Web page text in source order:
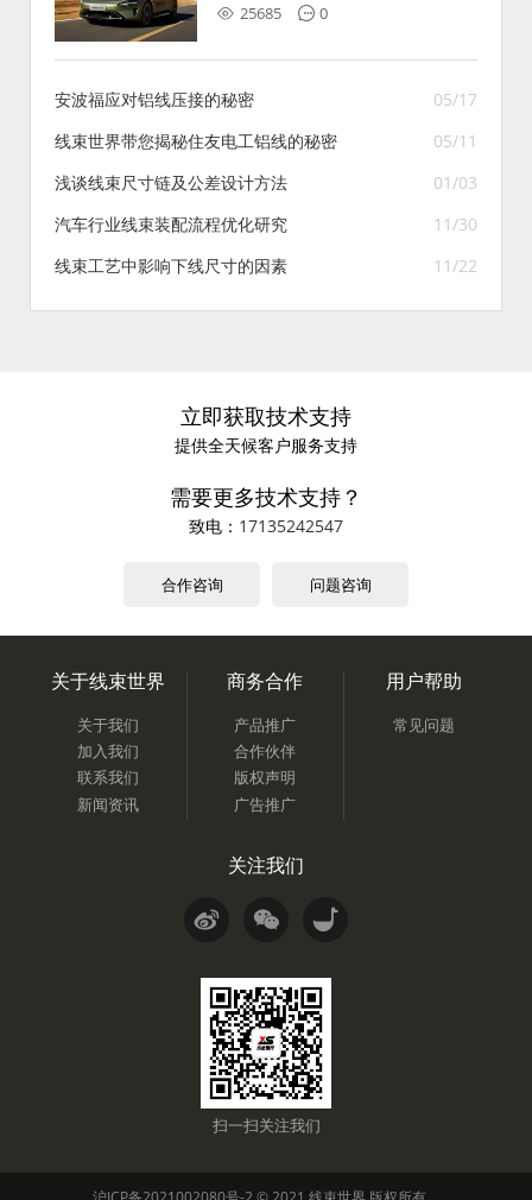
25685 0
05/17
安波福应对铝线压接的秘密
05/11
线束世界带您揭秘住友电工铝线的秘密
01/03
浅谈线束尺寸链及公差设计方法
11/30
汽车行业线束装配流程优化研究
11/22
线束工艺中影响下线尺寸的因素
立即获取技术支持
提供全天候客户服务支持
需要更多技术支持？
致电： 17135242547
合作咨询 问题咨询
关于线束世界
关于我们
加入我们
联系我们
新闻资讯
商务合作
产品推广
合作伙伴
版权声明
广告推广
用户帮助
常见问题
关注我们
扫一扫关注我们